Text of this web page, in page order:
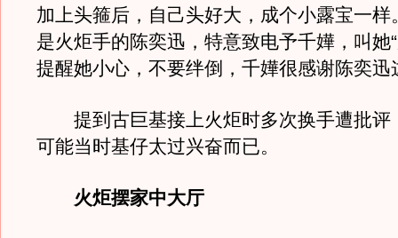
加上头箍后，自己头好大，成个小露宝一样
是火炬手的陈奕迅，特意致电予千嬅，叫她
提醒她小心，不要绊倒，千嬅很感谢陈奕迅
提到古巨基接上火炬时多次换手遭批评
可能当时基仔太过兴奋而已。
火炬摆家中大厅